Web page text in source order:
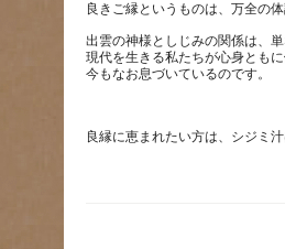
出雲の神様としじみの関係は、
現代を生きる私たちが心身とも